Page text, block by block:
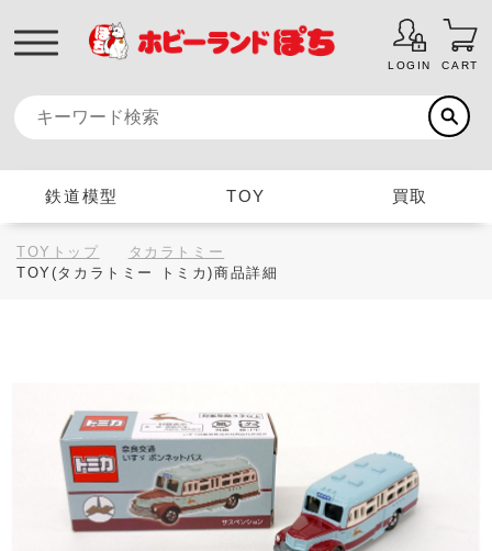
LOGIN CART
鉄道模型 TOY 買取
TOYトップ
タカラトミー
TOY(タカラトミー トミカ)商品詳細